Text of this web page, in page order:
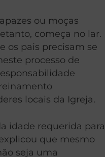
ou moças
começa no lar.
os pais precisam se
processo de
locais da Igreja.
idade requerida para
que mesmo
seja uma